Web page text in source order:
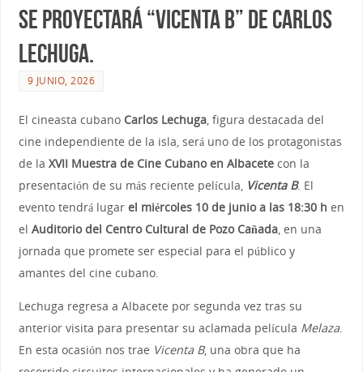
se proyectará “Vicenta B” de Carlos
Lechuga.
9 JUNIO, 2026
El cineasta cubano Carlos Lechuga, figura destacada del
cine independiente de la isla, será uno de los protagonistas
de la XVII Muestra de Cine Cubano en Albacetecon la
presentación de su más reciente película, Vicenta B. El
evento tendrá lugar el miércoles 10 de junio a las 18:30 h en
el Auditorio del Centro Cultural de Pozo Cañada, en una
jornada que promete ser especial para el público y
amantes del cine cubano.
Lechuga regresa a Albacete por segunda vez tras su
anterior visita para presentar su aclamada película Melaza.
En esta ocasión nos trae Vicenta B, una obra que ha